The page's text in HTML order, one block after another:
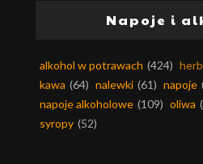
Napoje i
alkohol w potrawach (424)
kawa (64) nalewki (61) napoje
napoje alkoholowe (109) oliwa
syropy (52)